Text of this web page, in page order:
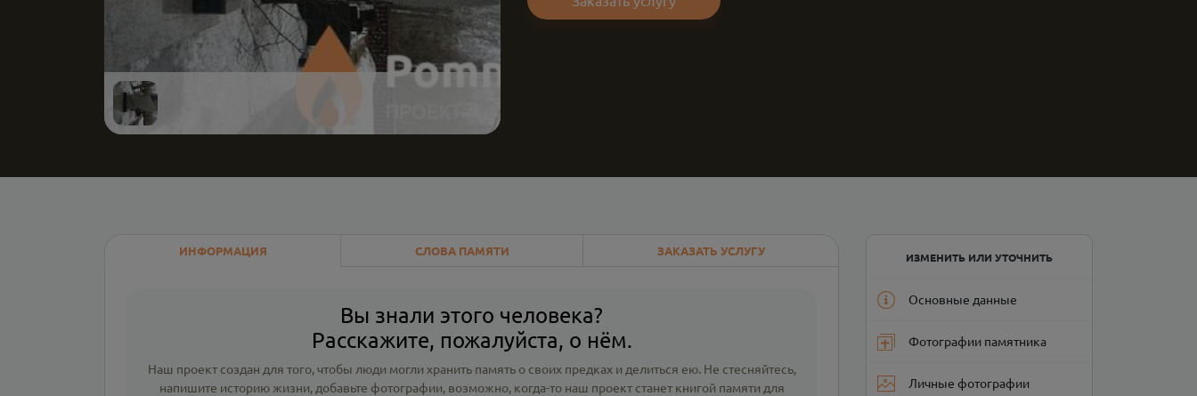
ИНФОРМАЦИЯ СЛОВА ПАМЯТИ ЗАКАЗАТЬ УСЛУГУ
Вы знали этого человека?
Расскажите, пожалуйста, о нём.
Наш проект создан для того, чтобы люди могли хранить память о своих предках и делиться ею. Не стесняйтесь,
напишите историю жизни, добавьте фотографии, возможно, когда-то наш проект станет книгой памяти для
ИЗМЕНИТЬ ИЛИ УТОЧНИТЬ
Основные данные
Фотографии памятника
Личные фотографии